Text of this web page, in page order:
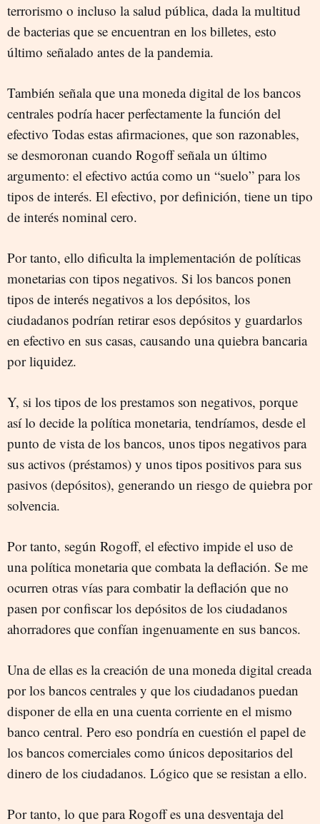
terrorismo o incluso la salud pública, dada la multitud
de bacterias que se encuentran en los billetes, esto
último señalado antes de la pandemia.
También señala que una moneda digital de los bancos
centrales podría hacer perfectamente la función del
efectivo Todas estas afirmaciones, que son razonables,
se desmoronan cuando Rogoff señala un último
argumento: el efectivo actúa como un “suelo” para los
tipos de interés. El efectivo, por definición, tiene un tipo
de interés nominal cero.
Por tanto, ello dificulta la implementación de políticas
monetarias con tipos negativos. Si los bancos ponen
tipos de interés negativos a los depósitos, los
ciudadanos podrían retirar esos depósitos y guardarlos
en efectivo en sus casas, causando una quiebra bancaria
por liquidez.
Y, si los tipos de los prestamos son negativos, porque
así lo decide la política monetaria, tendríamos, desde el
punto de vista de los bancos, unos tipos negativos para
sus activos (préstamos) y unos tipos positivos para sus
pasivos (depósitos), generando un riesgo de quiebra por
solvencia.
Por tanto, según Rogoff, el efectivo impide el uso de
una política monetaria que combata la deflación. Se me
ocurren otras vías para combatir la deflación que no
pasen por confiscar los depósitos de los ciudadanos
ahorradores que confían ingenuamente en sus bancos.
Una de ellas es la creación de una moneda digital creada
por los bancos centrales y que los ciudadanos puedan
disponer de ella en una cuenta corriente en el mismo
banco central. Pero eso pondría en cuestión el papel de
los bancos comerciales como únicos depositarios del
dinero de los ciudadanos. Lógico que se resistan a ello.
Por tanto, lo que para Rogoff es una desventaja del